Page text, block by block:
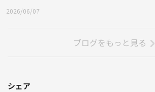
2026/06/07
ブログをもっと見る
シェア